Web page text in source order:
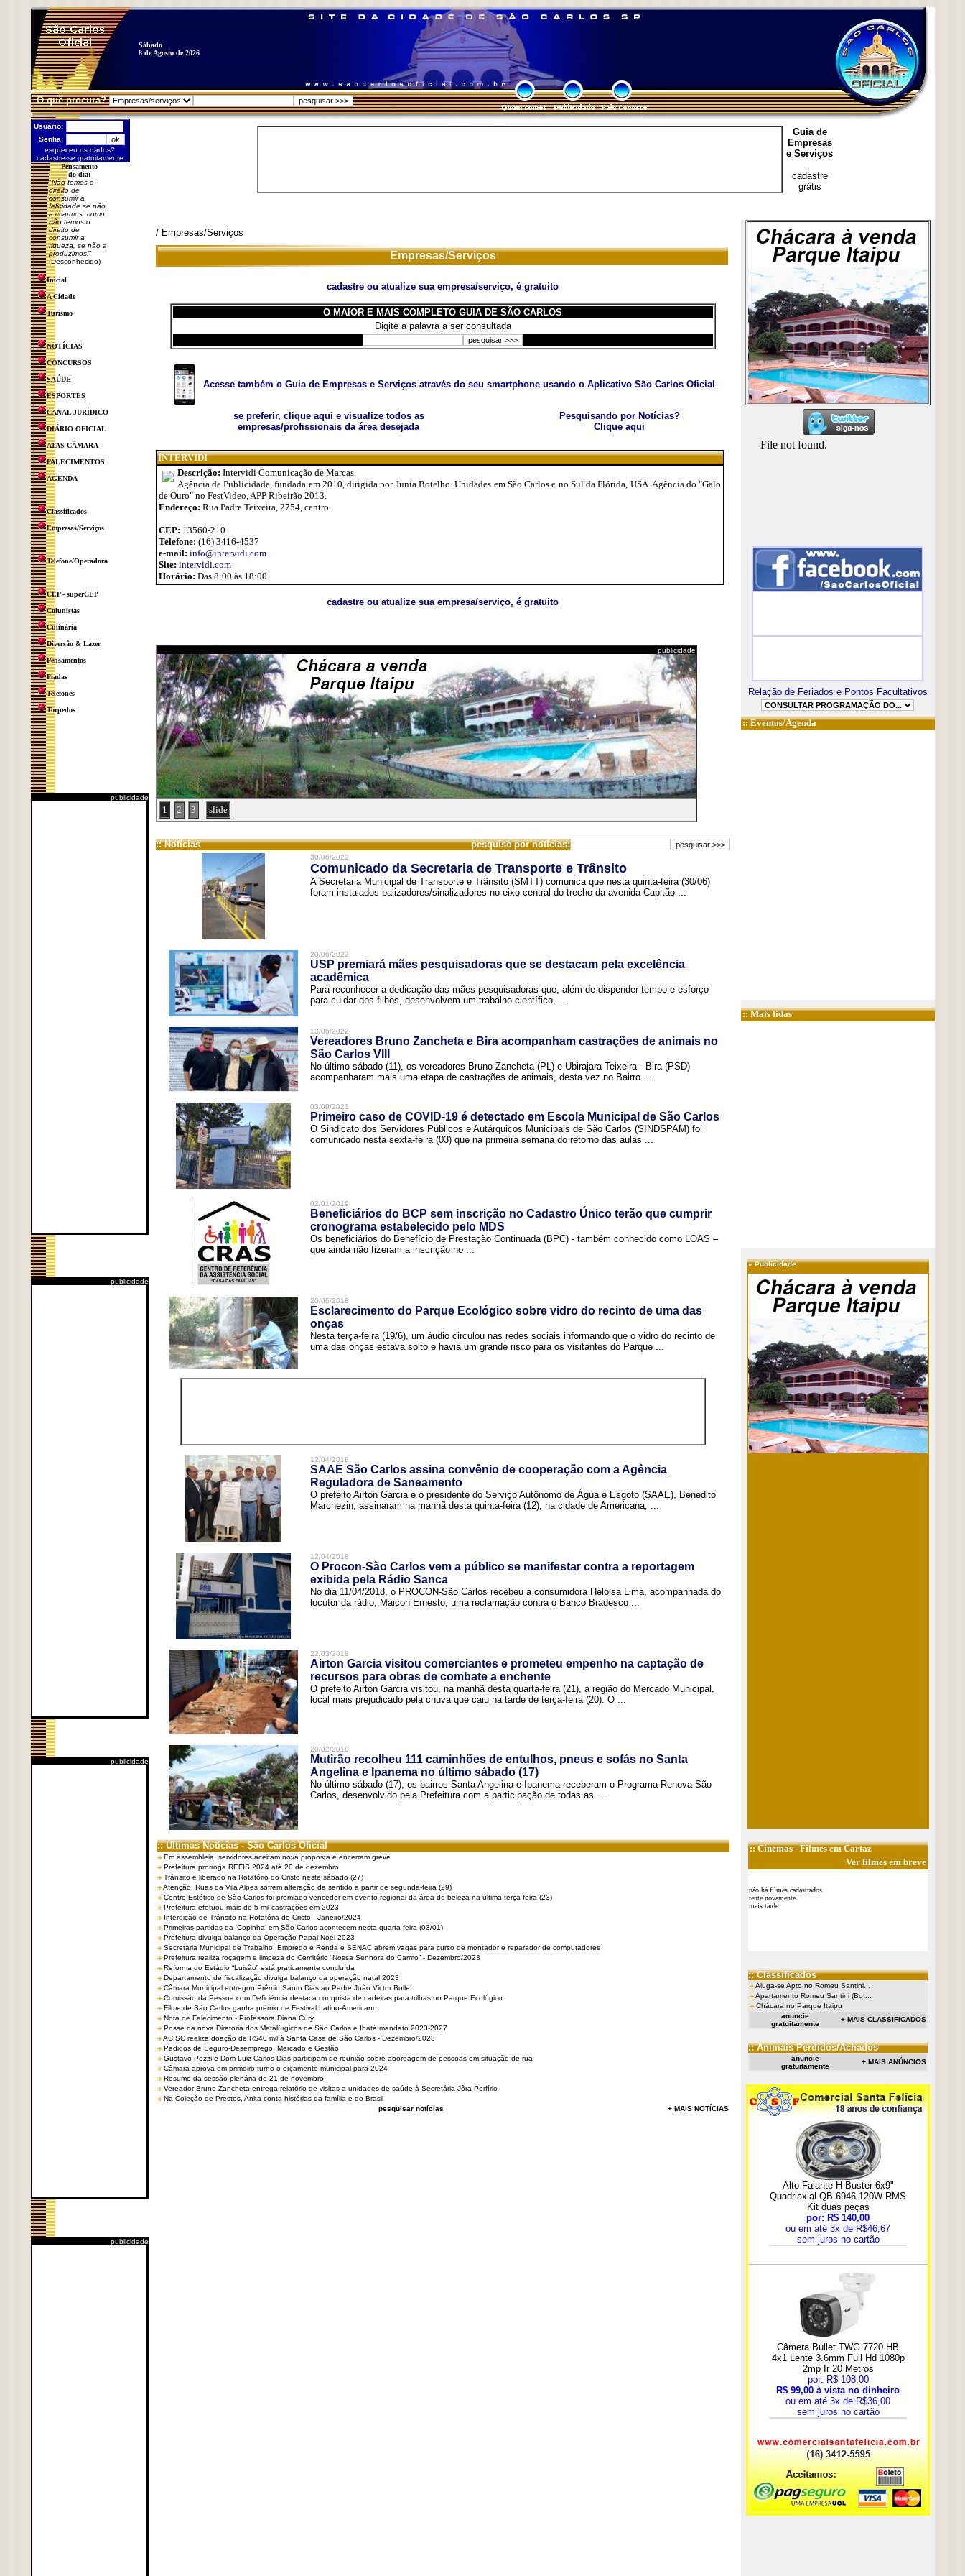
Sábado
8 de Agosto de 2026
O quê procura?
Usuário:
Senha:
esqueceu os dados?
cadastre-se gratuitamente
Pensamento
do dia:
"Não temos o
direito de
consumir a
felicidade se não
a criarmos: como
não temos o
direito de
consumir a
riqueza, se não a
produzimos!"
(Desconhecido)
Inicial
A Cidade
Turismo
NOTÍCIAS
CONCURSOS
SAÚDE
ESPORTES
CANAL JURÍDICO
DIÁRIO OFICIAL
ATAS CÂMARA
FALECIMENTOS
AGENDA
Classificados
Empresas/Serviços
Telefone/Operadora
CEP - superCEP
Colunistas
Culinária
Diversão & Lazer
Pensamentos
Piadas
Telefones
Torpedos
publicidade
publicidade
publicidade
publicidade
Guia de
Empresas
e Serviços
cadastre
grátis
/ Empresas/Serviços
Empresas/Serviços
cadastre ou atualize sua empresa/serviço, é gratuito
O MAIOR E MAIS COMPLETO GUIA DE SÃO CARLOS
Digite a palavra a ser consultada
Acesse também o Guia de Empresas e Serviços através do seu smartphone usando o Aplicativo São Carlos Oficial
se preferir, clique aqui e visualize todos as
empresas/profissionais da área desejada
Pesquisando por Notícias?
Clique aqui
INTERVIDI
Descrição: Intervidi Comunicação de Marcas
Agência de Publicidade, fundada em 2010, dirigida por Junia Botelho. Unidades em São Carlos e no Sul da Flórida, USA. Agência do "Galo
de Ouro" no FestVideo, APP Ribeirão 2013.
Endereço: Rua Padre Teixeira, 2754, centro.
CEP: 13560-210
Telefone: (16) 3416-4537
e-mail: info@intervidi.com
Site: intervidi.com
Horário: Das 8:00 às 18:00
cadastre ou atualize sua empresa/serviço, é gratuito
publicidade
1 2 3 slide
:: Notícias pesquise por notícias:
30/06/2022
Comunicado da Secretaria de Transporte e Trânsito
A Secretaria Municipal de Transporte e Trânsito (SMTT) comunica que nesta quinta-feira (30/06)
foram instalados balizadores/sinalizadores no eixo central do trecho da avenida Capitão ...
20/06/2022
USP premiará mães pesquisadoras que se destacam pela excelência
acadêmica
Para reconhecer a dedicação das mães pesquisadoras que, além de dispender tempo e esforço
para cuidar dos filhos, desenvolvem um trabalho científico, ...
13/06/2022
Vereadores Bruno Zancheta e Bira acompanham castrações de animais no
São Carlos VIII
No último sábado (11), os vereadores Bruno Zancheta (PL) e Ubirajara Teixeira - Bira (PSD)
acompanharam mais uma etapa de castrações de animais, desta vez no Bairro ...
03/09/2021
Primeiro caso de COVID-19 é detectado em Escola Municipal de São Carlos
O Sindicato dos Servidores Públicos e Autárquicos Municipais de São Carlos (SINDSPAM) foi
comunicado nesta sexta-feira (03) que na primeira semana do retorno das aulas ...
02/01/2019
Beneficiários do BCP sem inscrição no Cadastro Único terão que cumprir
cronograma estabelecido pelo MDS
Os beneficiários do Benefício de Prestação Continuada (BPC) - também conhecido como LOAS –
que ainda não fizeram a inscrição no ...
20/06/2018
Esclarecimento do Parque Ecológico sobre vidro do recinto de uma das
onças
Nesta terça-feira (19/6), um áudio circulou nas redes sociais informando que o vidro do recinto de
uma das onças estava solto e havia um grande risco para os visitantes do Parque ...
12/04/2018
SAAE São Carlos assina convênio de cooperação com a Agência
Reguladora de Saneamento
O prefeito Airton Garcia e o presidente do Serviço Autônomo de Água e Esgoto (SAAE), Benedito
Marchezin, assinaram na manhã desta quinta-feira (12), na cidade de Americana, ...
12/04/2018
O Procon-São Carlos vem a público se manifestar contra a reportagem
exibida pela Rádio Sanca
No dia 11/04/2018, o PROCON-São Carlos recebeu a consumidora Heloisa Lima, acompanhada do
locutor da rádio, Maicon Ernesto, uma reclamação contra o Banco Bradesco ...
22/03/2018
Airton Garcia visitou comerciantes e prometeu empenho na captação de
recursos para obras de combate a enchente
O prefeito Airton Garcia visitou, na manhã desta quarta-feira (21), a região do Mercado Municipal,
local mais prejudicado pela chuva que caiu na tarde de terça-feira (20). O ...
20/02/2018
Mutirão recolheu 111 caminhões de entulhos, pneus e sofás no Santa
Angelina e Ipanema no último sábado (17)
No último sábado (17), os bairros Santa Angelina e Ipanema receberam o Programa Renova São
Carlos, desenvolvido pela Prefeitura com a participação de todas as ...
:: Últimas Notícias - São Carlos Oficial
Em assembleia, servidores aceitam nova proposta e encerram greve
Prefeitura prorroga REFIS 2024 até 20 de dezembro
Trânsito é liberado na Rotatório do Cristo neste sábado (27)
Atenção: Ruas da Vila Alpes sofrem alteração de sentido a partir de segunda-feira (29)
Centro Estético de São Carlos foi premiado vencedor em evento regional da área de beleza na última terça-feira (23)
Prefeitura efetuou mais de 5 mil castrações em 2023
Interdição de Trânsito na Rotatória do Cristo - Janeiro/2024
Primeiras partidas da ‘Copinha’ em São Carlos acontecem nesta quarta-feira (03/01)
Prefeitura divulga balanço da Operação Papai Noel 2023
Secretaria Municipal de Trabalho, Emprego e Renda e SENAC abrem vagas para curso de montador e reparador de computadores
Prefeitura realiza roçagem e limpeza do Cemitério “Nossa Senhora do Carmo” - Dezembro/2023
Reforma do Estádio “Luisão” está praticamente concluída
Departamento de fiscalização divulga balanço da operação natal 2023
Câmara Municipal entregou Prêmio Santo Dias ao Padre João Victor Bulle
Comissão da Pessoa com Deficiência destaca conquista de cadeiras para trilhas no Parque Ecológico
Filme de São Carlos ganha prêmio de Festival Latino-Americano
Nota de Falecimento - Professora Diana Cury
Posse da nova Diretoria dos Metalúrgicos de São Carlos e Ibaté mandato 2023-2027
ACISC realiza doação de R$40 mil à Santa Casa de São Carlos - Dezembro/2023
Pedidos de Seguro-Desemprego, Mercado e Gestão
Gustavo Pozzi e Dom Luiz Carlos Dias participam de reunião sobre abordagem de pessoas em situação de rua
Câmara aprova em primeiro turno o orçamento municipal para 2024
Resumo da sessão plenária de 21 de novembro
Vereador Bruno Zancheta entrega relatório de visitas a unidades de saúde à Secretária Jôra Porfírio
Na Coleção de Prestes, Anita conta histórias da família e do Brasil
pesquisar notícias
+ MAIS NOTÍCIAS
Relação de Feriados e Pontos Facultativos
::Eventos/Agenda
:: Mais lidas
»Publicidade
::Cinemas- Filmes em Cartaz
Ver filmes em breve
não há filmes cadastrados
tente novamente
mais tarde
:: Classificados
Aluga-se Apto no Romeu Santini...
Apartamento Romeu Santini (Bot...
Chácara no Parque Itaipu
anuncie
gratuitamente
+ MAIS CLASSIFICADOS
:: Animais Perdidos/Achados
anuncie
gratuitamente
+ MAIS ANÚNCIOS